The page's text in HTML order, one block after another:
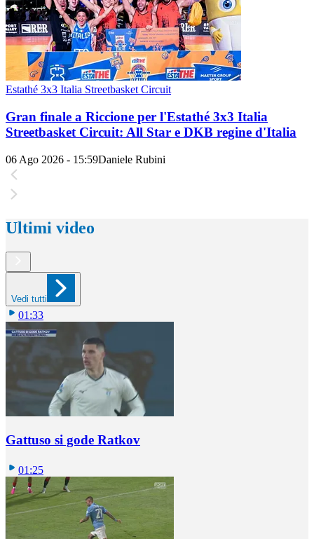
Estathé 3x3 Italia Streetbasket Circuit
Gran finale a Riccione per l'Estathé 3x3 Italia
Streetbasket Circuit: All Star e DKB regine d'Italia
06 Ago 2026 - 15:59Daniele Rubini
Ultimi video
Vedi tutti
01:33
Gattuso si gode Ratkov
01:25